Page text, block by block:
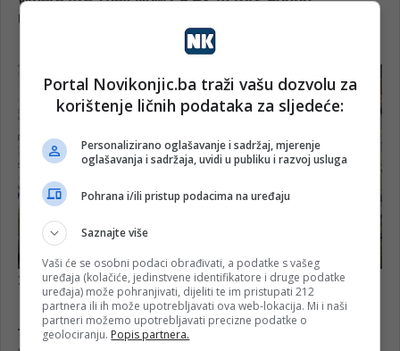
Portal Novikonjic.ba traži vašu dozvolu za
korištenje ličnih podataka za sljedeće:
Personalizirano oglašavanje i sadržaj, mjerenje
oglašavanja i sadržaja, uvidi u publiku i razvoj usluga
Pohrana i/ili pristup podacima na uređaju
Saznajte više
Vaši će se osobni podaci obrađivati, a podatke s vašeg
uređaja (kolačiće, jedinstvene identifikatore i druge podatke
uređaja) može pohranjivati, dijeliti te im pristupati 212
partnera ili ih može upotrebljavati ova web-lokacija. Mi i naši
partneri možemo upotrebljavati precizne podatke o
geolociranju. Popis partnera.